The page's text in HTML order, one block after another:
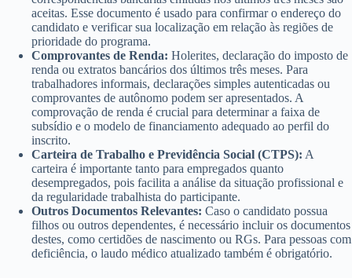
aceitas. Esse documento é usado para confirmar o endereço do
candidato e verificar sua localização em relação às regiões de
prioridade do programa.
Comprovantes de Renda: Holerites, declaração do imposto de
renda ou extratos bancários dos últimos três meses. Para
trabalhadores informais, declarações simples autenticadas ou
comprovantes de autônomo podem ser apresentados. A
comprovação de renda é crucial para determinar a faixa de
subsídio e o modelo de financiamento adequado ao perfil do
inscrito.
Carteira de Trabalho e Previdência Social (CTPS): A
carteira é importante tanto para empregados quanto
desempregados, pois facilita a análise da situação profissional e
da regularidade trabalhista do participante.
Outros Documentos Relevantes: Caso o candidato possua
filhos ou outros dependentes, é necessário incluir os documentos
destes, como certidões de nascimento ou RGs. Para pessoas com
deficiência, o laudo médico atualizado também é obrigatório.